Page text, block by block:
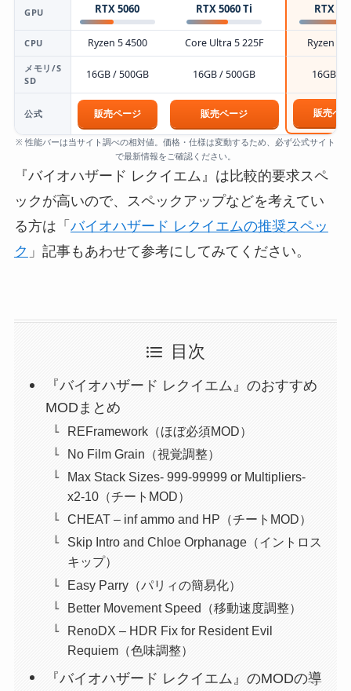
GPU RTX 5060 RTX 5060 Ti RTX
CPU Ryzen 5 4500 Core Ultra 5 225F Ryzen 7
メモリ/S
SD
16GB / 500GB 16GB / 500GB 16GB /
公式 販売ページ 販売ページ 販売ペ
※ 性能バーは当サイト調べの相対値。価格・仕様は変動するため、必ず公式サイト
で最新情報をご確認ください。
『バイオハザード レクイエム』は比較的要求スペ
ックが高いので、スペックアップなどを考えてい
る方は「 バイオハザード レクイエムの推奨スペッ
ク 」記事もあわせて参考にしてみてください。
目次
『バイオハザード レクイエム』のおすすめ
MODまとめ
REFramework（ほぼ必須MOD）
No Film Grain（視覚調整）
Max Stack Sizes- 999-99999 or Multipliers-
x2-10（チートMOD）
CHEAT – inf ammo and HP（チートMOD）
Skip Intro and Chloe Orphanage（イントロス
キップ）
Easy Parry（パリィの簡易化）
Better Movement Speed（移動速度調整）
RenoDX – HDR Fix for Resident Evil
Requiem（色味調整）
『バイオハザード レクイエム』のMODの導